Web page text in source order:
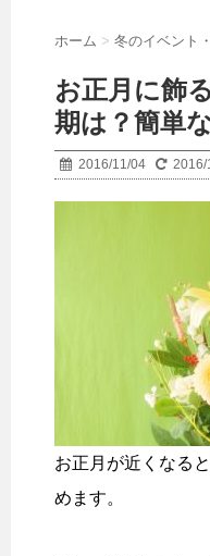
ホーム > 冬のイベント
お正月に飾
期は？簡単
2016/11/04 2016/
お正月が近くなる
めます。